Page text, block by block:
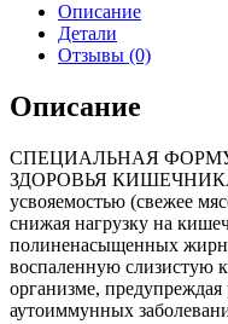
Описание
Детали
Отзывы (0)
Описание
СПЕЦИАЛЬНАЯ
ЗДОРОВЬЯ
усвояемостью (свежее
снижая нагрузку на
полиненасыщенных
воспаленную слизистую
организме, предупреждая
аутоиммунных